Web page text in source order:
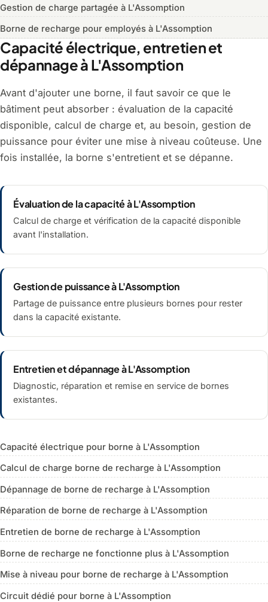
Gestion de charge partagée à L'Assomption
Borne de recharge pour employés à L'Assomption
Capacité électrique, entretien et
dépannage à L'Assomption
Avant d'ajouter une borne, il faut savoir ce que le
bâtiment peut absorber : évaluation de la capacité
disponible, calcul de charge et, au besoin, gestion de
puissance pour éviter une mise à niveau coûteuse. Une
fois installée, la borne s'entretient et se dépanne.
Évaluation de la capacité à L'Assomption
Calcul de charge et vérification de la capacité disponible
avant l'installation.
Gestion de puissance à L'Assomption
Partage de puissance entre plusieurs bornes pour rester
dans la capacité existante.
Entretien et dépannage à L'Assomption
Diagnostic, réparation et remise en service de bornes
existantes.
Capacité électrique pour borne à L'Assomption
Calcul de charge borne de recharge à L'Assomption
Dépannage de borne de recharge à L'Assomption
Réparation de borne de recharge à L'Assomption
Entretien de borne de recharge à L'Assomption
Borne de recharge ne fonctionne plus à L'Assomption
Mise à niveau pour borne de recharge à L'Assomption
Circuit dédié pour borne à L'Assomption